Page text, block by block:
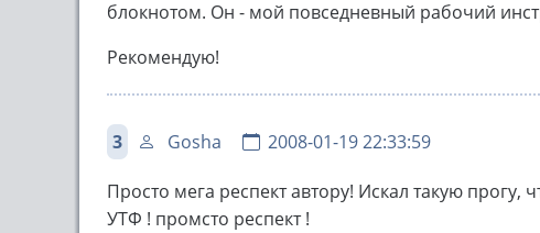
блокнотом. Он - мой повседневный рабочий
Рекомендую!
3 Gosha 2008-01-19 22:33:59
Просто мега респект автору! Искал такую
УТФ ! промсто респект !